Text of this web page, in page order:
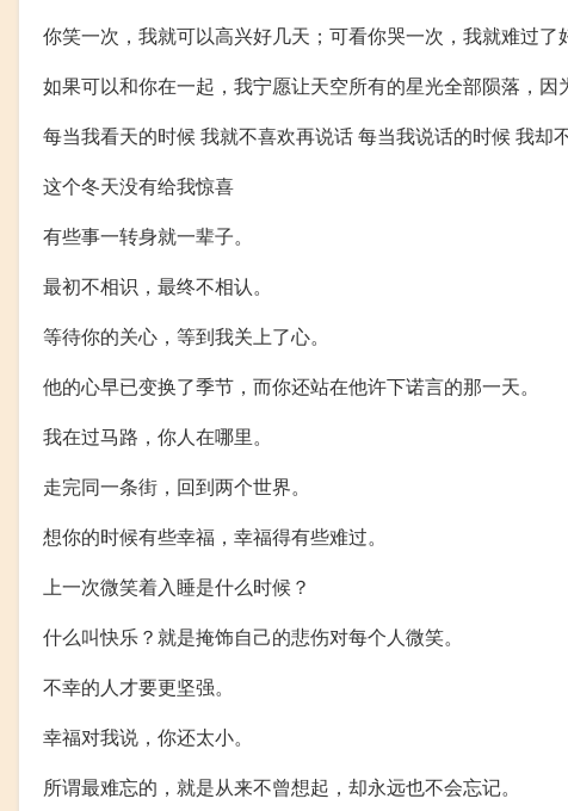
你笑一次，我就可以高兴好几天；可看你哭一次，我就难过了
如果可以和你在一起，我宁愿让天空所有的星光全部陨落，
每当我看天的时候 我就不喜欢再说话 每当我说话的时候 我却
这个冬天没有给我惊喜
有些事一转身就一辈子。
最初不相识，最终不相认。
等待你的关心，等到我关上了心。
他的心早已变换了季节，而你还站在他许下诺言的那一天。
我在过马路，你人在哪里。
走完同一条街，回到两个世界。
想你的时候有些幸福，幸福得有些难过。
上一次微笑着入睡是什么时候？
什么叫快乐？就是掩饰自己的悲伤对每个人微笑。
不幸的人才要更坚强。
幸福对我说，你还太小。
所谓最难忘的，就是从来不曾想起，却永远也不会忘记。